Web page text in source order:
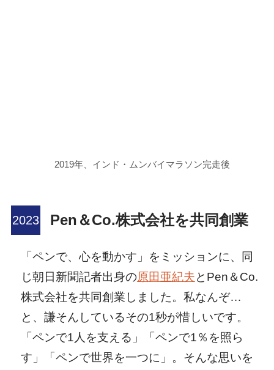
2019年、インド・ムンバイマラソン完走後
Pen＆Co.株式会社を共同創業
「ペンで、心を動かす」をミッションに、同
じ朝日新聞記者出身の原田亜紀夫とPen＆Co.
株式会社を共同創業しました。私なんぞ…
と、謙そんしているその1秒が惜しいです。
「ペンで1人を支える」「ペンで1％を照ら
す」「ペンで世界を一つに」。そんな思いを